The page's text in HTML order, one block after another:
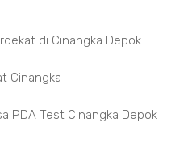
di Cinangka Depok
Cinangka
PDA Test Cinangka Depok